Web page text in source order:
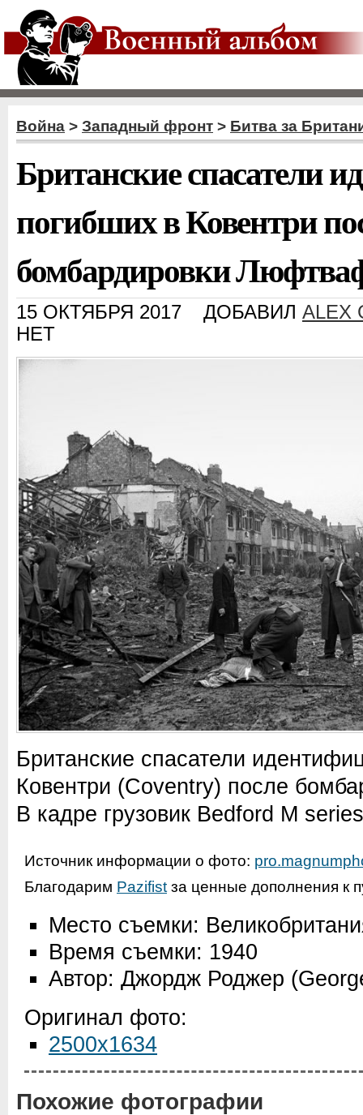
Война > Западный фронт > Битва за
Британские спасатели
погибших в Ковентри
бомбардировки
15 ОКТЯБРЯ 2017 ДОБАВИЛ ALEX
НЕТ
Британские спасатели
Ковентри (Coventry) после
В кадре грузовик Bedford M
Источник информации о фото:
Благодарим Pazifist за ценные дополнения к
Место съемки:
Время съемки: 1940
Автор: Джордж Роджер
Оригинал фото:
2500x1634
Похожие фотографии